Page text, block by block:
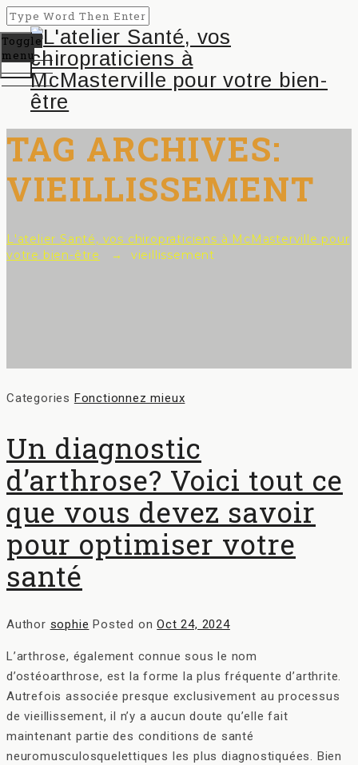
Toggle
menu
TAG ARCHIVES:
VIEILLISSEMENT
L'atelier Santé, vos chiropraticiens à McMasterville pour
votre bien-être
→ vieillissement
Categories Fonctionnez mieux
Un diagnostic
d’arthrose? Voici tout ce
que vous devez savoir
pour optimiser votre
santé
Author sophie Posted onOct 24, 2024
L’arthrose, également connue sous le nom
d’ostéoarthrose, est la forme la plus fréquente d’arthrite.
Autrefois associée presque exclusivement au processus
de vieillissement, il n’y a aucun doute qu’elle fait
maintenant partie des conditions de santé
neuromusculosquelettiques les plus diagnostiquées. Bien